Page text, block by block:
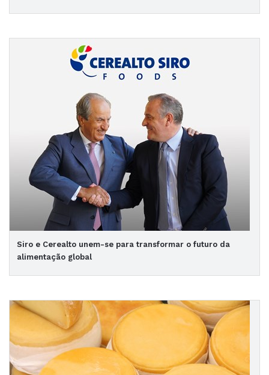
Siro e Cerealto unem-se para transformar o futuro da
alimentação global